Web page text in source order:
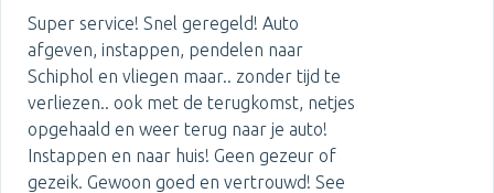
Super service! Snel geregeld! Auto
afgeven, instappen, pendelen naar
Schiphol en vliegen maar.. zonder tijd te
verliezen.. ook met de terugkomst, netjes
opgehaald en weer terug naar je auto!
Instappen en naar huis! Geen gezeur of
gezeik. Gewoon goed en vertrouwd! See